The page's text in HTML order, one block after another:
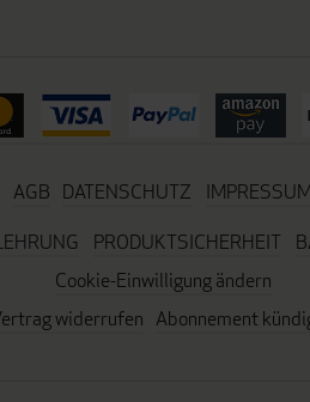
AGB DATENSCHUTZ
IMPRESSUM
PRODUKTSICHERHEIT
Cookie-Einwilligung ändern
widerrufen Abonnement